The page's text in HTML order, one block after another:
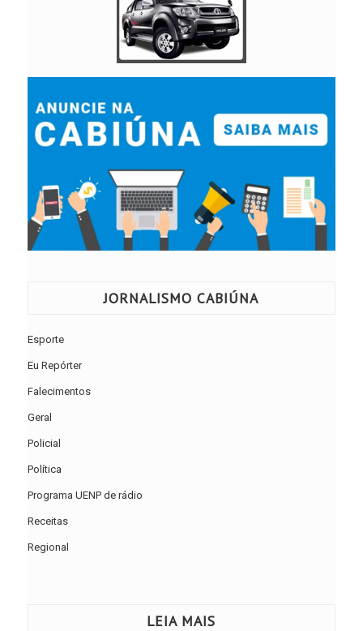
JORNALISMO CABIÚNA
Esporte
Eu Repórter
Falecimentos
Geral
Policial
Política
Programa UENP de rádio
Receitas
Regional
LEIA MAIS